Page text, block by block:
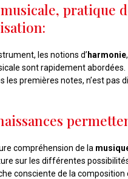
pratique
les notions d’ harmonie
sont rapidement abordées.
les premières notes, n’est pas
compréhension de la
sur les différentes
consciente de la composition